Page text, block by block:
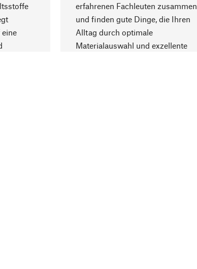
erfahrenen Fachleuten zusammen
und finden gute Dinge, die Ihren
Alltag durch optimale
Materialauswahl und exzellente